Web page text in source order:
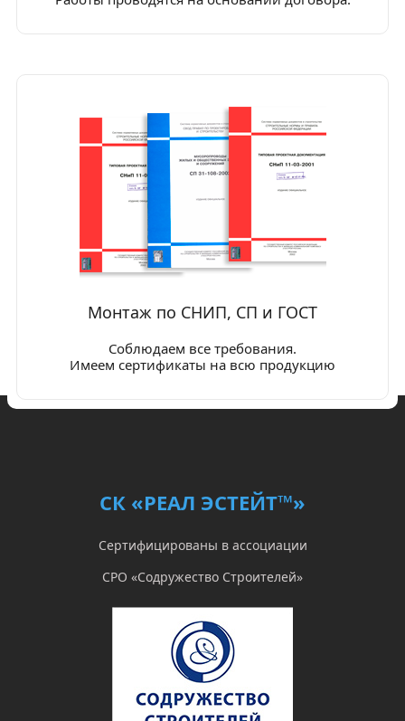
Монтаж по СНИП, СП и ГОСТ
Соблюдаем все требования.
Имеем сертификаты на всю продукцию
СК «РЕАЛ ЭСТЕЙТ™»
Сертифицированы в ассоциации
СРО «Содружество Строителей»